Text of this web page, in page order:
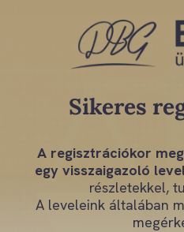
Sikeres
A regisztrációkor
egy visszaigazoló
részletekkel,
A leveleink általában